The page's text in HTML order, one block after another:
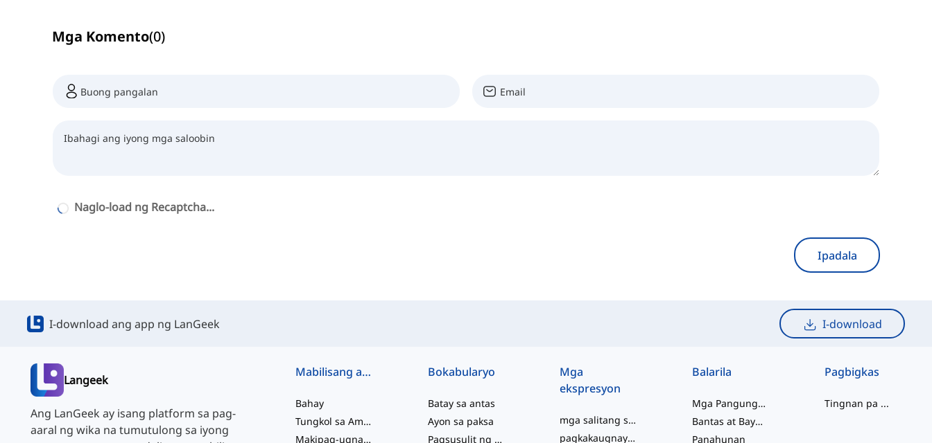
Mga Komento(0)
Naglo-load ng Recaptcha...
Ipadala
I-download ang app ng LanGeek I-download
Langeek
Ang LanGeek ay isang platform sa pag-
aaral ng wika na tumutulong sa iyong
Mabilisang access
Bahay
Tungkol sa Amin
Makipag-ugnayan sa Amin
Bokabularyo
Batay sa antas
Ayon sa paksa
Pagsusulit ng Kabihasaan
Mga
ekspresyon
mga salitang slang
pagkakaugnay ng salita
Balarila
Mga Pangungusap
Bantas at Baybay
Panahunan
Pagbigkas
Tingnan pa ...